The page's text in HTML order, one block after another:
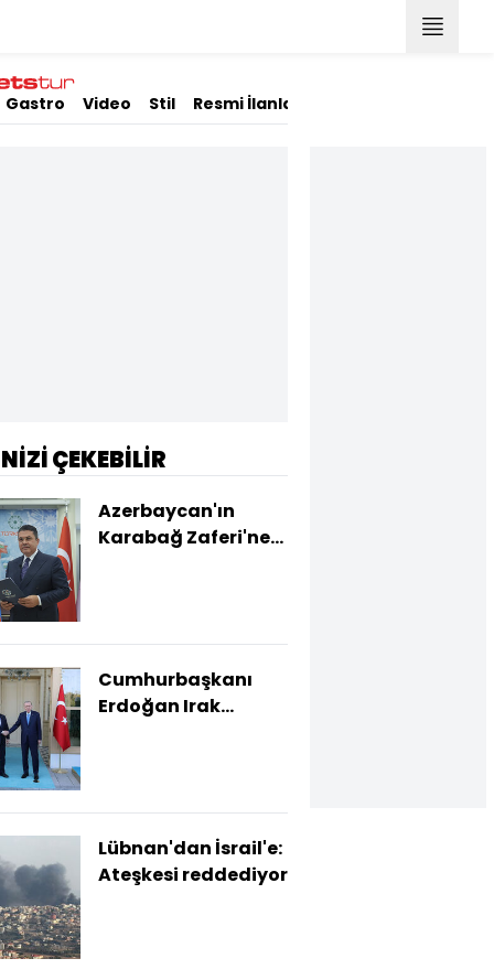
Gastro Video Stil Resmi İlanlar
ÇEKEBİLİR
Azerbaycan'ın
Karabağ Zaferi'ne
Cumhurbaşkanı
Erdoğan Irak
Lübnan'dan İsrail'e:
Ateşkesi reddediyor